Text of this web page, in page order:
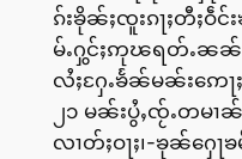
ၵ်းၶိုၼ်ႈၸူးၵႃႈတီႈဝဵင်
မ်ႉႁွင်ႈဢုၽရတ်ႉၼၼ်
လႆႈႁႄႉၶႅၼ်မၼ်းဢေႃ
၂၁ မၼ်းပွႆႇၸႂ်ႉတမၢ
လၢတ်ႈဝႃႈ၊-ၶုၼ်ႁေ